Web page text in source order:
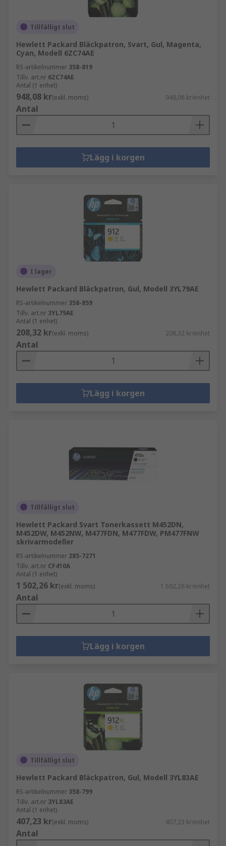
Tillfälligt slut
Hewlett Packard Bläckpatron, Svart, Gul, Magenta,
Cyan, Modell 6ZC74AE
RS-artikelnummer 358-819
Tillv. art.nr 6ZC74AE
Antal (1 enhet)
948,08 kr(exkl. moms) 948,08 kr/enhet
Antal
Lägg i korgen
I lager
Hewlett Packard Bläckpatron, Gul, Modell 3YL79AE
RS-artikelnummer 358-859
Tillv. art.nr 3YL79AE
Antal (1 enhet)
208,32 kr(exkl. moms) 208,32 kr/enhet
Antal
Lägg i korgen
Tillfälligt slut
Hewlett Packard Svart Tonerkassett M452DN,
M452DW, M452NW, M477FDN, M477FDW, PM477FNW
skrivarmodeller
RS-artikelnummer 285-7271
Tillv. art.nr CF410A
Antal (1 enhet)
1 502,26 kr(exkl. moms) 1 502,26 kr/enhet
Antal
Lägg i korgen
Tillfälligt slut
Hewlett Packard Bläckpatron, Gul, Modell 3YL83AE
RS-artikelnummer 358-799
Tillv. art.nr 3YL83AE
Antal (1 enhet)
407,23 kr(exkl. moms) 407,23 kr/enhet
Antal